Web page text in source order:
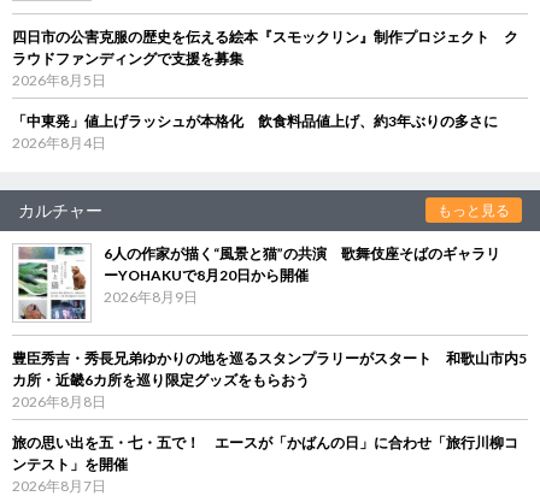
四日市の公害克服の歴史を伝える絵本『スモックリン』制作プロジェクト ク
ラウドファンディングで支援を募集
2026年8月5日
「中東発」値上げラッシュが本格化 飲食料品値上げ、約3年ぶりの多さに
2026年8月4日
カルチャー もっと見る
6人の作家が描く“風景と猫”の共演 歌舞伎座そばのギャラリ
ーYOHAKUで8月20日から開催
2026年8月9日
豊臣秀吉・秀長兄弟ゆかりの地を巡るスタンプラリーがスタート 和歌山市内5
カ所・近畿6カ所を巡り限定グッズをもらおう
2026年8月8日
旅の思い出を五・七・五で！ エースが「かばんの日」に合わせ「旅行川柳コ
ンテスト」を開催
2026年8月7日